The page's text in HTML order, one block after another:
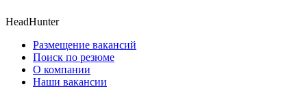
HeadHunter
Размещение вакансий
Поиск по резюме
О компании
Наши вакансии